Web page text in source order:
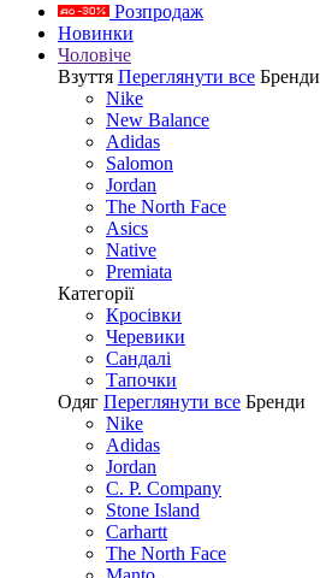
Розпродаж
Новинки
Чоловіче
Взуття Переглянути все Бренди
Nike
New Balance
Adidas
Salomon
Jordan
The North Face
Asics
Native
Premiata
Категорії
Кросівки
Черевики
Сандалі
Tапочки
Одяг Переглянути все Бренди
Nike
Adidas
Jordan
C. P. Company
Stone Island
Carhartt
The North Face